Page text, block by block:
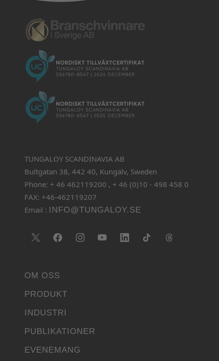
TUNGALOY SCANDINAVIA AB
Bultgatan 38, 442 40, Kungälv, Sweden
Phone: + 46 462119200 , + 46 (0)10 - 498 458 0
FAX: +46-462119207
Email : INFO@TUNGALOY.SE
OM OSS
PRODUKT
INDUSTRI
PUBLIKATIONER
EVENEMANG